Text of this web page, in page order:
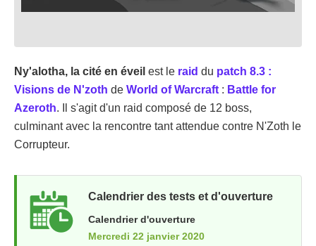
Ny'alotha, la cité en éveil est le raid du patch 8.3 :
Visions de N'zoth de World of Warcraft : Battle for
Azeroth. Il s'agit d'un raid composé de 12 boss,
culminant avec la rencontre tant attendue contre N'Zoth le
Corrupteur.
Calendrier des tests et d'ouverture
Calendrier d'ouverture
Mercredi 22 janvier 2020